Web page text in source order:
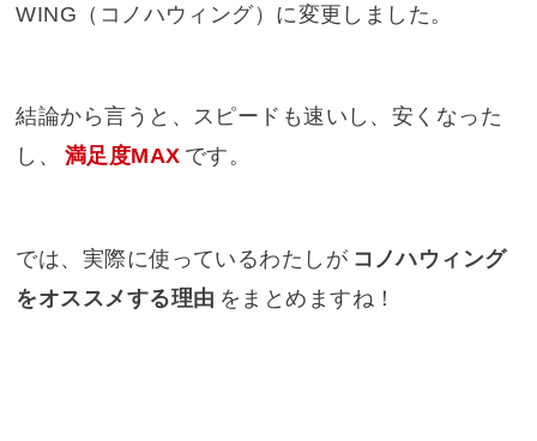
WING（コノハウィング）に変更しました。
結論から言うと、スピードも速いし、安くなった
し、
満足度MAX です。
では、実際に使っているわたしが コノハウィング
をオススメする理由 をまとめますね！